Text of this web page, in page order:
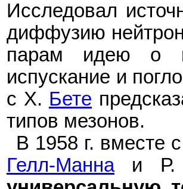
Исследовал
диффузию
парам идею о
испускание и
с Х. Бете
типов мезонов.
В 1958 г. вместе
Гелл-Маннаи Р.